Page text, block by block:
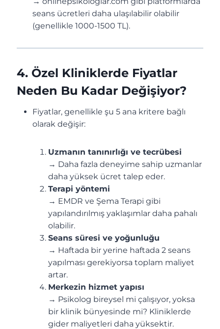
seans ücretleri daha ulaşılabilir olabilir
(genellikle 1000-1500 TL).
4. Özel Kliniklerde Fiyatlar
Neden Bu Kadar Değişiyor?
Fiyatlar, genellikle şu 5 ana kritere bağlı
olarak değişir:
Uzmanın tanınırlığı ve tecrübesi
→ Daha fazla deneyime sahip uzmanlar
daha yüksek ücret talep eder.
Terapi yöntemi
→ EMDR ve Şema Terapi gibi
yapılandırılmış yaklaşımlar daha pahalı
olabilir.
Seans süresi ve yoğunluğu
→ Haftada bir yerine haftada 2 seans
yapılması gerekiyorsa toplam maliyet
artar.
Merkezin hizmet yapısı
→ Psikolog bireysel mi çalışıyor, yoksa
bir klinik bünyesinde mi? Kliniklerde
gider maliyetleri daha yüksektir.